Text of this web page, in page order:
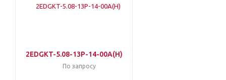
2EDGKT-5.08-13P-14-00A(H)
По запросу